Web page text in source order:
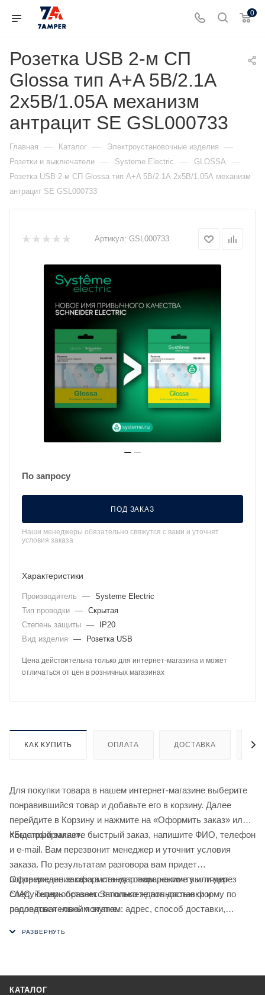
0
Розетка USB 2-м СП
Glossa тип A+A 5В/2.1А
2х5В/1.05А механизм
антрацит SE GSL000733
Главная — Каталог — Электроустановочные изделия —
Розетки и выключатели — Systeme Electric — GLOSSA —
Розетка USB 2-м СП Glossa тип A+A 5В/2.1А 2х5В/1.05А механизм
антрацит SE GSL000733
Артикул: GSL000733
По запросу
ПОД ЗАКАЗ
Наши менеджеры обязательно свяжутся с вами и уточнят
условия заказа
Характеристики
Производитель — Systeme Electric
Тип проводки — Скрытая
Степень защиты —
IP20
Вид изделия
— Розетка USB
Цена действительна только для интернет-магазина и может
отличаться от цен в розничных магазинах
КАК КУПИТЬ ОПЛАТА ДОСТАВКА
Для покупки товара в нашем интернет-магазине выберите
понравившийся товар и добавьте его в корзину. Далее
перейдите в Корзину и нажмите на «Оформить заказ» или
«Быстрый заказ».
Когда оформляете быстрый заказ, напишите ФИО, телефон
и e-mail. Вам перезвонит менеджер и уточнит условия
заказа. По результатам разговора вам придет
подтверждение оформления товара на почту или через
СМС. Теперь останется только ждать доставки и
радоваться новой покупке.
Оформление заказа в стандартном режиме выглядит
следующим образом. Заполняете полностью форму по
последовательным этапам: адрес, способ доставки,
КАТАЛОГ